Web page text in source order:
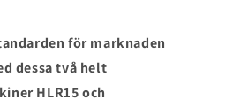
för marknaden
dessa två helt
HLR15 och